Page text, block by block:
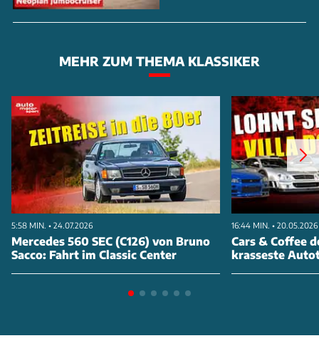
MEHR ZUM THEMA KLASSIKER
5:58 MIN. • 24.07.2026
Mercedes 560 SEC (C126) von Bruno
Sacco: Fahrt im Classic Center
16:44 MIN. • 20.05.2026
Cars & Coffee
krasseste